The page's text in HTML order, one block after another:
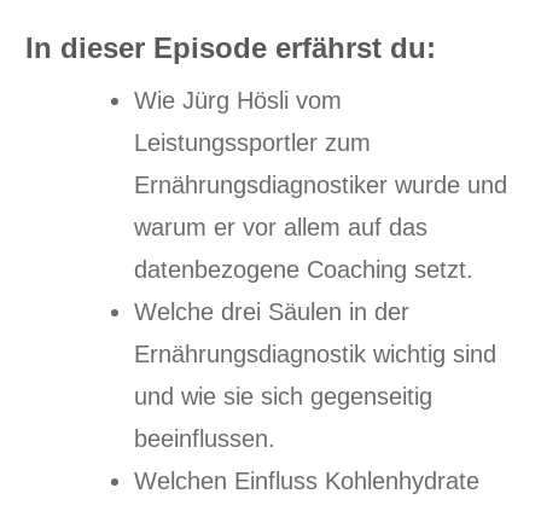
In dieser Episode erfährst du:
Wie Jürg Hösli vom
Leistungssportler zum
Ernährungsdiagnostiker wurde und
warum er vor allem auf das
datenbezogene Coaching setzt.
Welche drei Säulen in der
Ernährungsdiagnostik wichtig sind
und wie sie sich gegenseitig
beeinflussen.
Welchen Einfluss Kohlenhydrate